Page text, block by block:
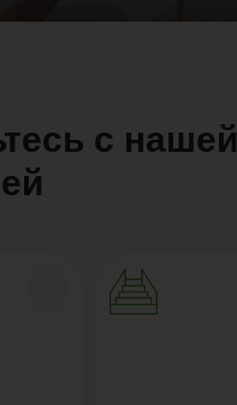
с нашей